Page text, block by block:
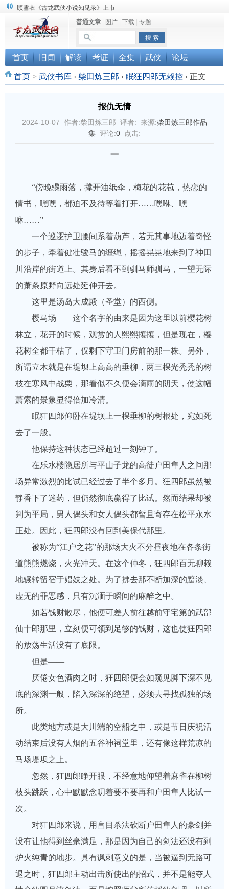
顾雪衣《古龙武侠小说知见录》上市
“武侠书库”查缺补漏活动圆满结束
《古龙小说原貌探究》修订版已上市
普通文章| 图片| 下载| 专题
首页 旧闻 解读 考证 全集 武侠 论坛
首页> 武侠书库 › 柴田炼三郎 › 眠狂四郎无赖控 ›正文
报仇无情
2024-10-07 作者:柴田炼三郎 译者: 来源:柴田炼三郎作品
集评论:0点击:
一
“傍晚骤雨落，撑开油纸伞，梅花的花苞，热恋的
情书，嘿嘿，都迫不及待等着打开……嘿咻、嘿
咻……”
一个巡逻护卫腰间系着葫芦，若无其事地迈着奇怪
的步子，牵着健壮骏马的缰绳，摇摇晃晃地来到了神田
川沿岸的街道上。其身后看不到驯马师驯马，一望无际
的萧条原野向远处延伸开去。
这里是汤岛大成殿（圣堂）的西侧。
樱马场——这个名字的由来是因为这里以前樱花树
林立，花开的时候，观赏的人熙熙攘攘，但是现在，樱
花树全都干枯了，仅剩下守卫门房前的那一株。另外，
所谓立木就是在堤坝上高高的垂柳，两三棵光秃秃的树
枝在寒风中战栗，那看似不久便会滴雨的阴天，使这幅
萧索的景象显得倍加冷清。
眠狂四郎仰卧在堤坝上一棵垂柳的树根处，宛如死
去了一般。
他保持这种状态已经超过一刻钟了。
在乐水楼隐居所与平山子龙的高徒户田隼人之间那
场异常激烈的比试已经过去了半个多月。狂四郎虽然被
静香下了迷药，但仍然彻底赢得了比试。然而结果却被
判为平局，男人偶头和女人偶头都暂且寄存在松平永水
正处。因此，狂四郎没有回到美保代那里。
被称为“江户之花”的那场大火不分昼夜地在各条街
道熊熊燃烧，火光冲天。在这个仲冬，狂四郎百无聊赖
地辗转留宿于娼妓之处。为了拂去那不断加深的黯淡、
虚无的罪恶感，只有沉湎于瞬间的麻醉之中。
如若钱财散尽，他便可差人前往越前守宅第的武部
仙十郎那里，立刻便可领到足够的钱财，这也使狂四郎
的放荡生活没有了底限。
但是——
厌倦女色酒肉之时，狂四郎便会如窥见脚下深不见
底的深渊一般，陷入深深的绝望，必须去寻找孤独的场
所。
此类地方或是大川端的空船之中，或是节日庆祝活
动结束后没有人烟的五谷神祠堂里，还有像这样荒凉的
马场堤坝之上。
忽然，狂四郎睁开眼，不经意地仰望着麻雀在柳树
枝头跳跃，心中默默念叨着要不要再和户田隼人比试一
次。
对狂四郎来说，用盲目杀法砍断户田隼人的豪剑并
没有让他得到丝毫满足，那是因为自己的剑法还没有到
炉火纯青的地步。具有讽刺意义的是，当被逼到无路可
退之时，狂四郎主动出击所使出的招式，并不是能夺人